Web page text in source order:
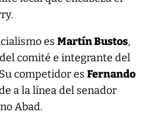
es Martín Bustos,
comité e integrante del
competidor es Fernando
a la línea del senador
Abad.